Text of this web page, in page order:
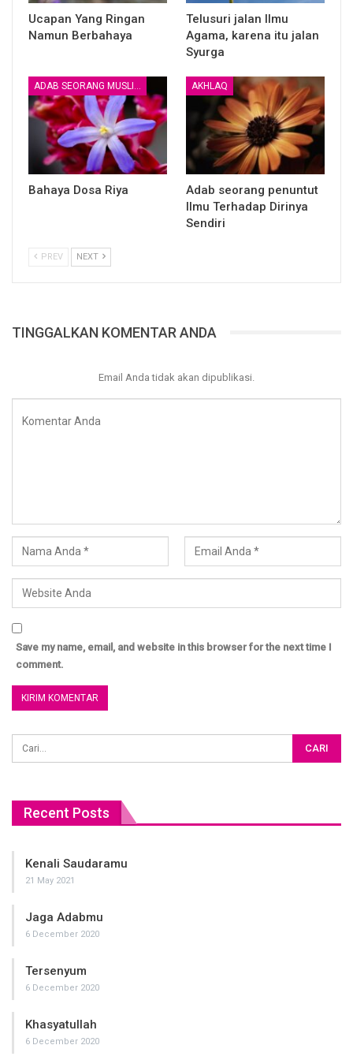
*Team Fawaid Madrasah Al Misk*
*Al Ustadz Imam Abu Abdillah*
Almisk.or.id
════◎❅❦❅◎ ════•
GROUP KAJIAN ISLAM AL MISK
Join Group : LK/PR#Nama#Asal#No HP
BNI Syariah 8004400111 an WAKAF Al Misk
CP : 08116881515 / 085836677889
Ucapan Yang Ringan
Namun Berbahaya
Telusuri jalan Ilmu
Agama, karena itu jalan
Syurga
ADAB SEORANG MUSLIM
Bahaya Dosa Riya
AKHLAQ
Adab seorang penuntut
Ilmu Terhadap Dirinya
Sendiri
PREV NEXT
TINGGALKAN KOMENTAR ANDA
Email Anda tidak akan dipublikasi.
Save my name, email, and website in this browser for the next time I
comment.
Recent Posts
Kenali Saudaramu
21 May 2021
Jaga Adabmu
6 December 2020
Tersenyum
6 December 2020
Khasyatullah
6 December 2020